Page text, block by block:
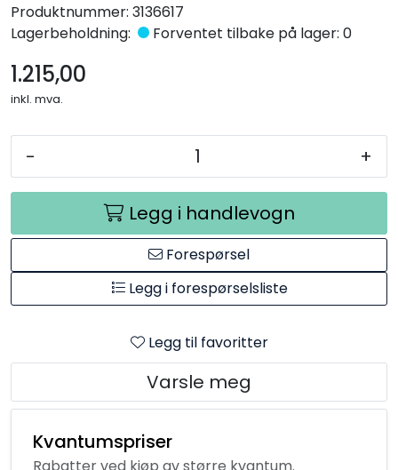
Produktnummer: 3136617
Lagerbeholdning:
Forventet tilbake på lager: 0
1.215,00
inkl. mva.
- +
Legg i handlevogn
Forespørsel
Legg i forespørselsliste
Legg til favoritter
Varsle meg
Kvantumspriser
Rabatter ved kjøp av større kvantum.
Gipsformer
Dekaler
Bøker